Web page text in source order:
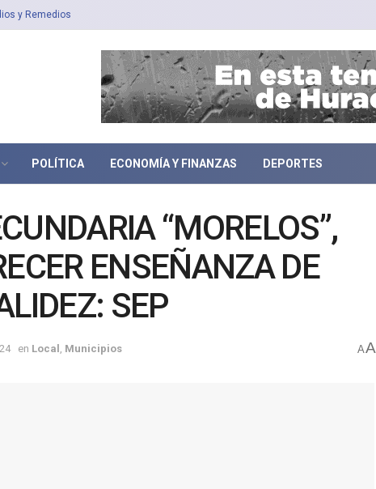
y Remedios
POLÍTICA ECONOMÍA Y FINANZAS DEPORTES
“MORELOS”,
ENSEÑANZA DE
SEP
en Local Municipios AA